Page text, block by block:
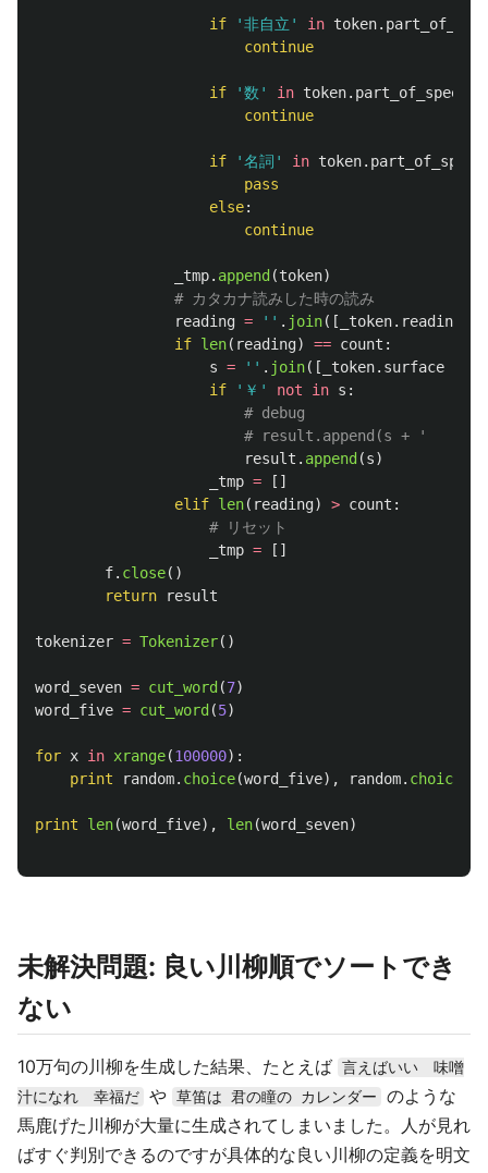
if '非自立 ' in token.
continue
if '数 ' in token. part_of_speech
continue
if '名詞 ' in token.
pass
else:
continue
_tmp. append (token)
reading = '' . join([ _token. reading
if len( reading) == count :
s = '' . join([ _token. surface
if
' ￥ ' not in s :
result . append (s)
_tmp =
[]
elif len( reading) > count :
_tmp =
[]
f. close()
return
result
tokenizer = Tokenizer()
word_seven = cut_word (7)
word_five = cut_word (5)
for x in xrange(100000):
print
random. choice(word_five), random. choice
print len(word_five), len(word_seven)
未解決問題: 良い川柳順でソートでき
ない
10万句の川柳を生成した結果、たとえば 言えばいい 味噌
汁になれ 幸福だ や 草笛は 君の瞳の カレンダー
のような
馬鹿げた川柳が大量に生成されてしまいました。人が見れ
ばすぐ判別できるのですが具体的な良い川柳の定義を明文